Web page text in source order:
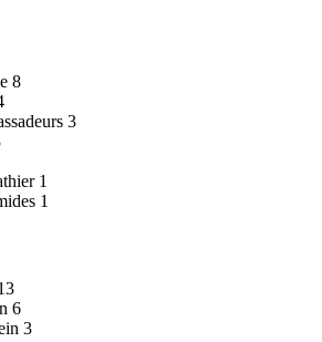
8
3
1
1
6
3